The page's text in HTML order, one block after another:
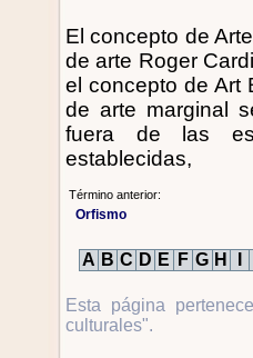
El concepto de
de arte Roger
el concepto de Art
de arte marginal
fuera de las
establecidas,
Término anterior:
Orfismo
A B C D E F G H
Esta página
culturales".